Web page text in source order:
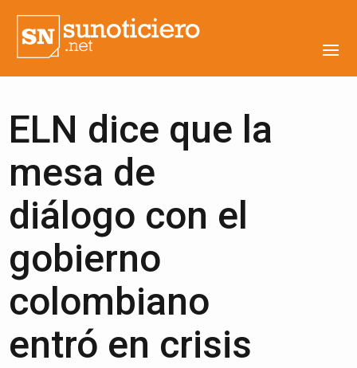
ELN dice que la
mesa de
diálogo con el
gobierno
colombiano
entró en crisis